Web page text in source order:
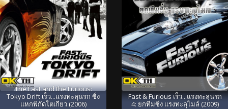
The Fast and the Furious:
Tokyo Drift เร็ว...แรงทะลุนรก ซิ่ง
แหกพิกัดโตเกียว (2006)
Fast & Furious เร็ว...แรงทะลุนรก
4: ยกทีมซิ่ง แรงทะลุไมล์ (2009)